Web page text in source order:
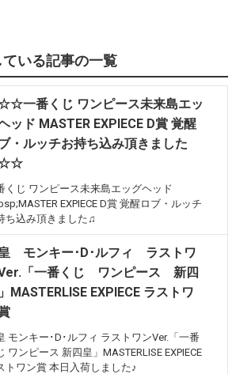
いる記事の一覧
一番くじ ワンピース未来島エッ
ッド MASTER EXPIECE D賞 覚醒
・ルッチお持ち込み頂きました
くじ ワンピース未来島エッグヘッド
EXPIECE D賞 覚醒ロブ・ルッチ
ち込み頂きました♫
モンキー･D･ルフィ ラストワ
「一番くじ ワンピース 新四
MASTERLISE EXPIECE ラストワ
モンキー･D･ルフィ ラストワンVer.「一番
ワンピース 新四皇」MASTERLISE EXPIECE
トワン賞 本日入荷しました♪